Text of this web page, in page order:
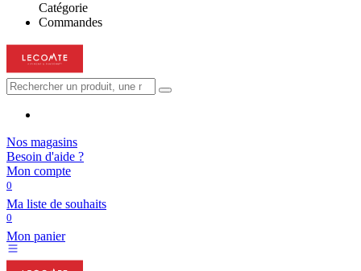
Catégorie
Commandes
Nos magasins
Besoin d'aide ?
Mon compte
0
Ma liste de souhaits
0
Mon panier